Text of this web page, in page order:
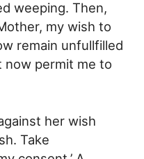
weeping. Then,
my wish to
remain unfullfilled
now permit me to
her wish
Take